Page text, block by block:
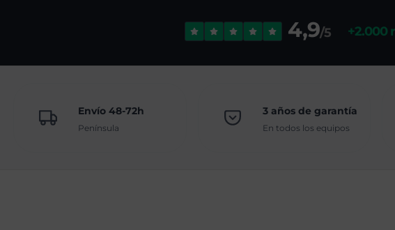
4,9/5 +2.000
Envío 48-72h
Península
3 años de garantía
En todos los equipos